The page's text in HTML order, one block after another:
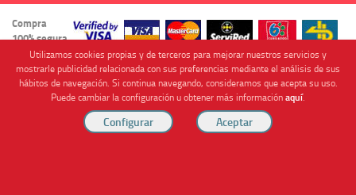
Compra
100% segura
Cofinanciado por
Utilizamos cookies propias y de terceros para mejorar nuestros servicios y
mostrarle publicidad relacionada con sus preferencias mediante el análisis de sus
hábitos de navegación. Si continua navegando, consideramos que acepta su uso.
Puede cambiar la configuración u obtener más informaciónaquí.